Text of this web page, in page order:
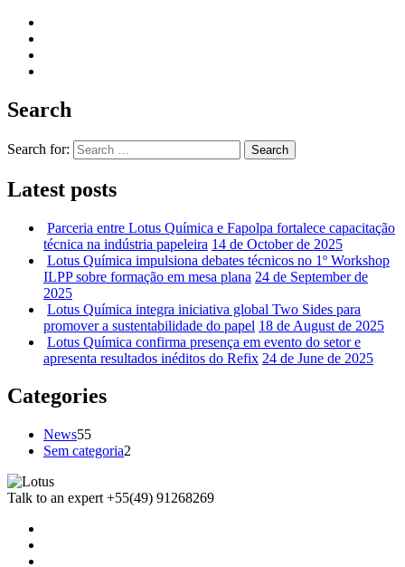
Search
Search for: Search
Latest posts
Parceria entre Lotus Química e Fapolpa fortalece capacitação
técnica na indústria papeleira 14 de October de 2025
Lotus Química impulsiona debates técnicos no 1º Workshop
ILPP sobre formação em mesa plana 24 de September de
2025
Lotus Química integra iniciativa global Two Sides para
promover a sustentabilidade do papel 18 de August de 2025
Lotus Química confirma presença em evento do setor e
apresenta resultados inéditos do Refix 24 de June de 2025
Categories
News55
Sem categoria2
Talk to an expert +55(49) 91268269